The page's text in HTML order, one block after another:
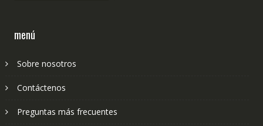
menú
Sobre nosotros
Contáctenos
Preguntas más frecuentes